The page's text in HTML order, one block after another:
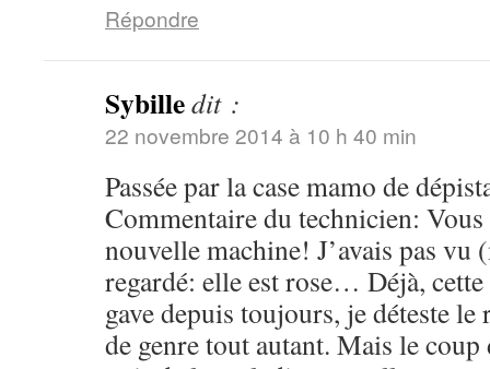
Répondre
Sybilledit :
22 novembre 2014 à 10 h 40 min
Passée par la case mamo de
Commentaire du technicien:
nouvelle machine! J’avais pas vu
regardé: elle est rose… Déjà,
gave depuis toujours, je déteste le
de genre tout autant. Mais le